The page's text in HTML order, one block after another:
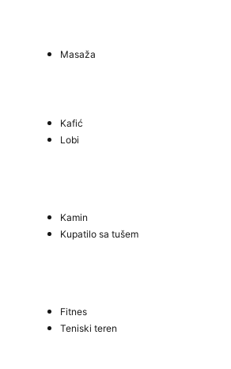
Masaža
Kafić
Lobi
Kamin
Kupatilo sa tušem
Fitnes
Teniski teren